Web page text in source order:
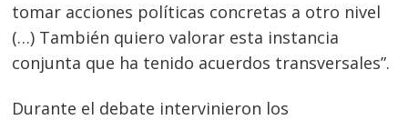
tomar acciones políticas concretas a otro nivel
(…) También quiero valorar esta instancia
conjunta que ha tenido acuerdos transversales”.
Durante el debate intervinieron los